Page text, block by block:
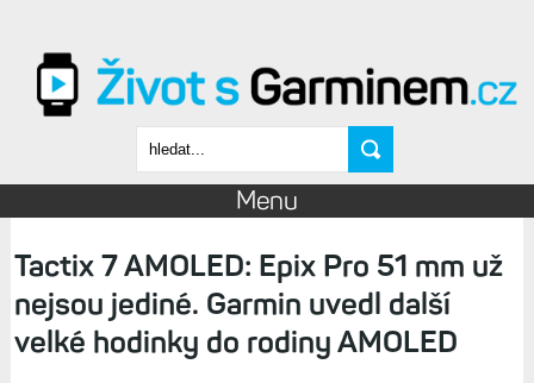
Vyhledávání
Menu
Tactix 7 AMOLED: Epix Pro 51 mm už
nejsou jediné. Garmin uvedl další
velké hodinky do rodiny AMOLED